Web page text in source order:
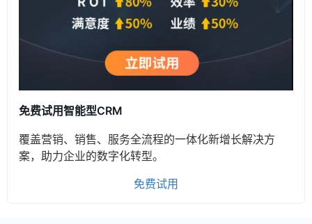
免费试用智能型CRM
覆盖营销、销售、服务全流程的一体化新增长解决方
案，助力企业的数字化转型。
免费试用